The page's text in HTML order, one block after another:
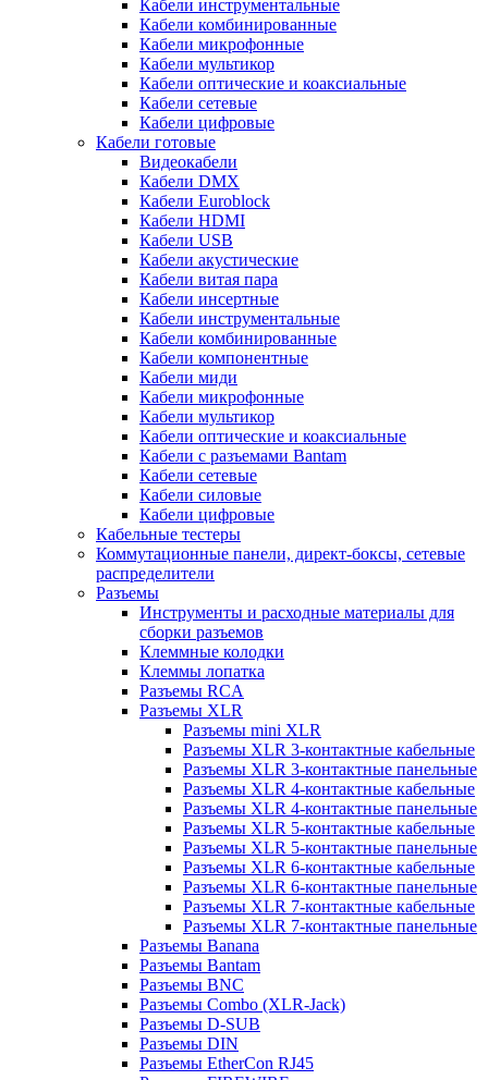
Кабели инструментальные
Кабели комбинированные
Кабели микрофонные
Кабели мультикор
Кабели оптические и коаксиальные
Кабели сетевые
Кабели цифровые
Кабели готовые
Видеокабели
Кабели DMX
Кабели Euroblock
Кабели HDMI
Кабели USB
Кабели акустические
Кабели витая пара
Кабели инсертные
Кабели инструментальные
Кабели комбинированные
Кабели компонентные
Кабели миди
Кабели микрофонные
Кабели мультикор
Кабели оптические и коаксиальные
Кабели с разъемами Bantam
Кабели сетевые
Кабели силовые
Кабели цифровые
Кабельные тестеры
Коммутационные панели, директ-боксы, сетевые
распределители
Разъемы
Инструменты и расходные материалы для
сборки разъемов
Клеммные колодки
Клеммы лопатка
Разъемы RCA
Разъемы XLR
Разъемы mini XLR
Разъемы XLR 3-контактные кабельные
Разъемы XLR 3-контактные панельные
Разъемы XLR 4-контактные кабельные
Разъемы XLR 4-контактные панельные
Разъемы XLR 5-контактные кабельные
Разъемы XLR 5-контактные панельные
Разъемы XLR 6-контактные кабельные
Разъемы XLR 6-контактные панельные
Разъемы XLR 7-контактные кабельные
Разъемы XLR 7-контактные панельные
Разъемы Banana
Разъемы Bantam
Разъемы BNC
Разъемы Combo (XLR-Jack)
Разъемы D-SUB
Разъемы DIN
Разъемы EtherCon RJ45